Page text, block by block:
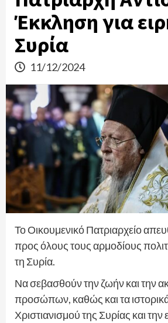
Έκκληση για
Συρία
11/12/2024
Το Οικουμενικό Πατριαρχείο
προς όλους τους αρμοδίους
τη Συρία.
Να σεβασθούν την ζωήν και την
προσώπων, καθώς και τα
Χριστιανισμού της Συρίας και την